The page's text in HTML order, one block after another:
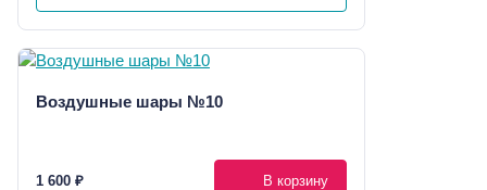
Воздушные шары №10
1 600 ₽ В корзину